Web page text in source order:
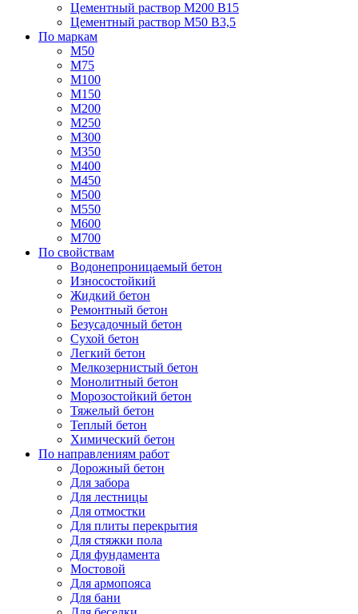
Цементный раствор М200 В15
Цементный раствор М50 В3,5
По маркам
М50
М75
М100
М150
М200
М250
М300
М350
М400
М450
М500
М550
М600
М700
По свойствам
Водонепроницаемый бетон
Износостойкий
Жидкий бетон
Ремонтный бетон
Безусадочный бетон
Сухой бетон
Легкий бетон
Мелкозернистый бетон
Монолитный бетон
Морозостойкий бетон
Тяжелый бетон
Теплый бетон
Химический бетон
По направлениям работ
Дорожный бетон
Для забора
Для лестницы
Для отмостки
Для плиты перекрытия
Для стяжки пола
Для фундамента
Мостовой
Для армопояса
Для бани